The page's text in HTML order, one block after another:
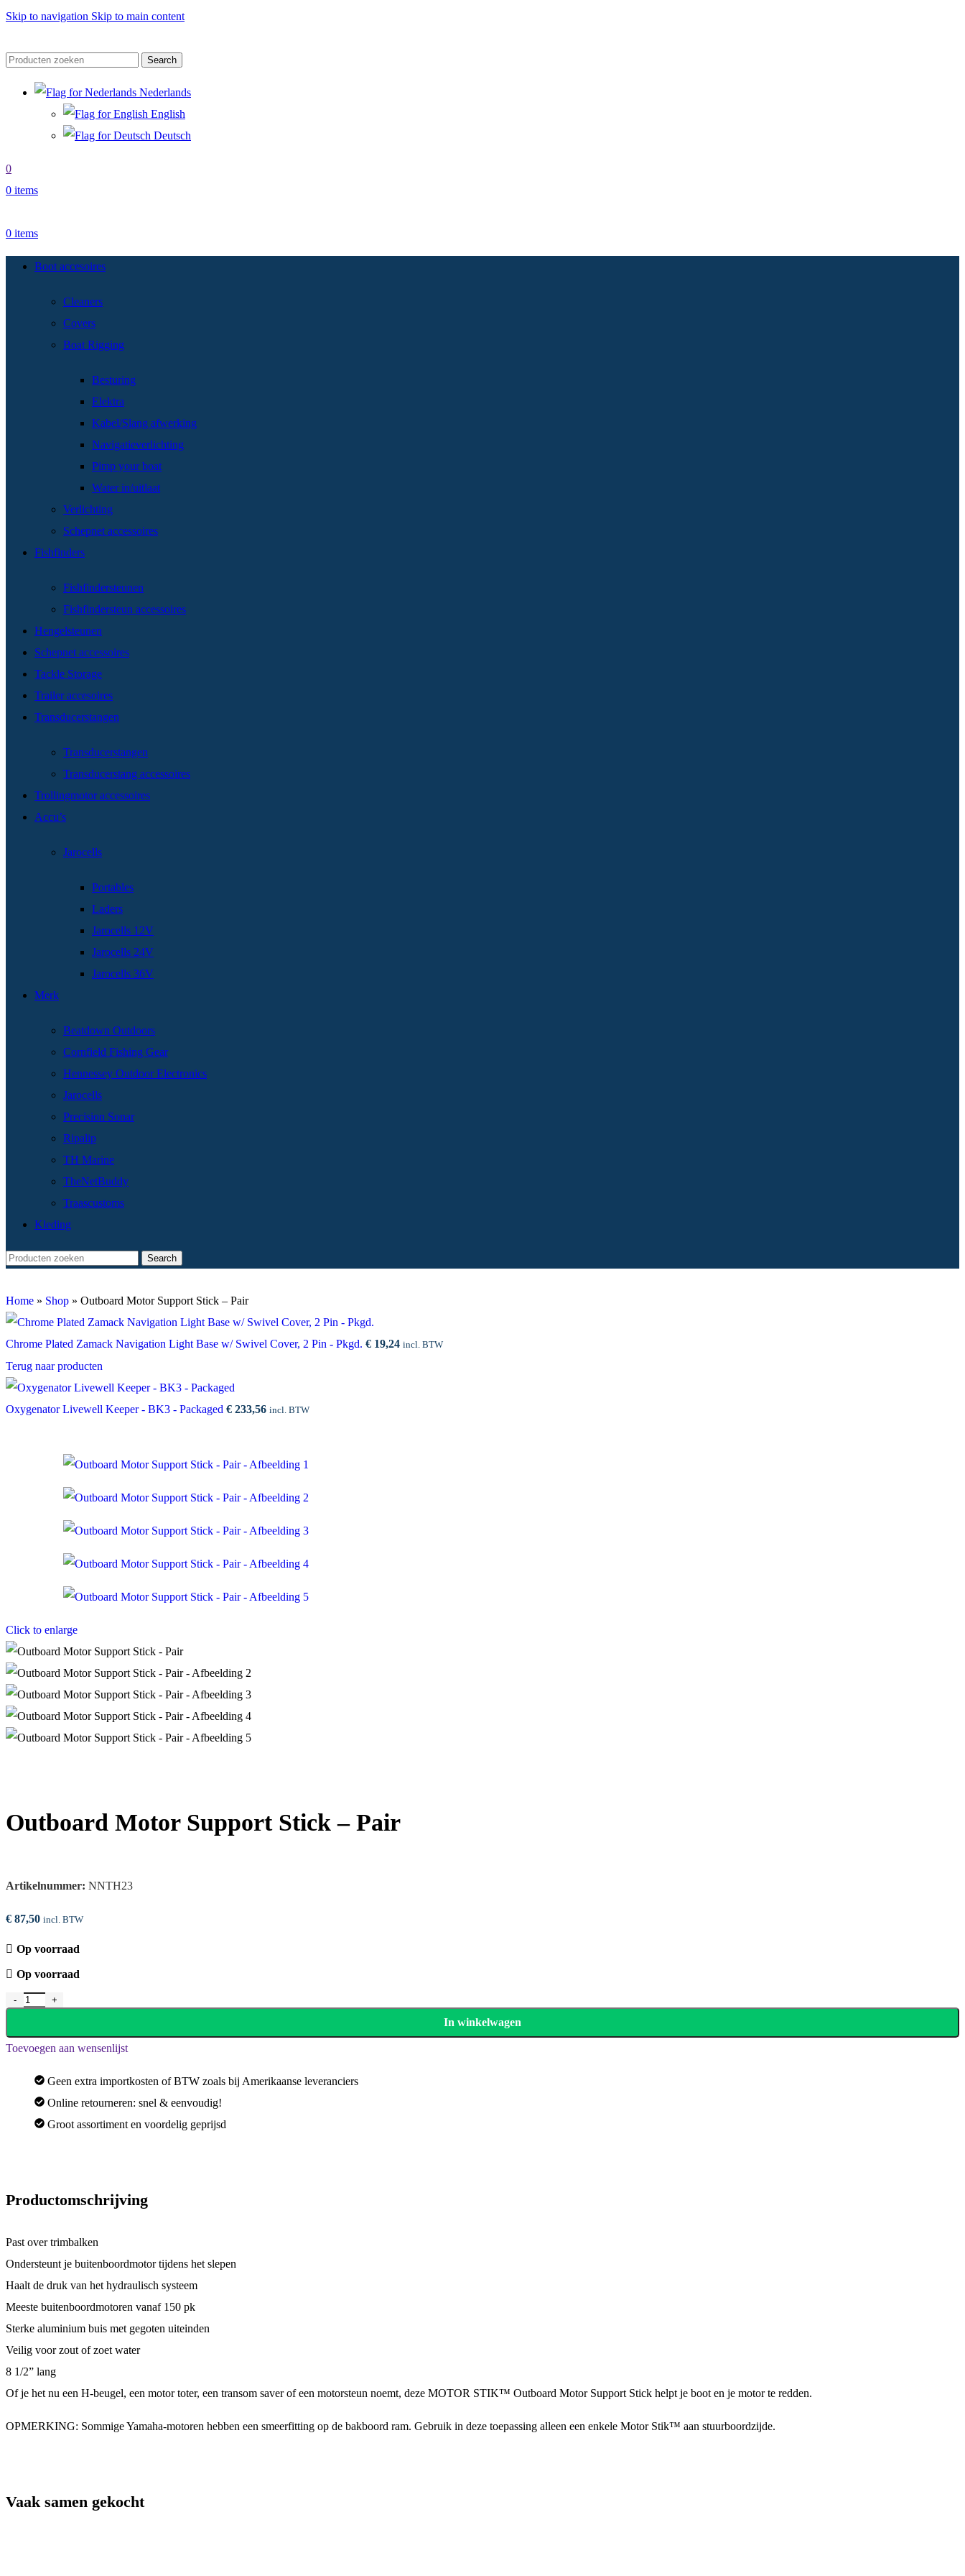
Skip to navigation Skip to main content
Search
Nederlands
English
Deutsch
0
0 items
0 items
Boot accesoires
Cleaners
Covers
Boat Rigging
Besturing
Elektra
Kabel/Slang afwerking
Navigatieverlichting
Pimp your boat
Water in/uitlaat
Verlichting
Schepnet accessoires
Fishfinders
Fishfindersteunen
Fishfindersteun accessoires
Hengelsteunen
Schepnet accessoires
Tackle Storage
Trailer accesoires
Transducerstangen
Transducerstangen
Transducerstang accessoires
Trollingmotor accessoires
Accu’s
Jarocells
Portables
Laders
Jarocells 12V
Jarocells 24V
Jarocells 36V
Merk
Beatdown Outdoors
Cornfield Fishing Gear
Hennessey Outdoor Electronics
Jarocells
Precision Sonar
Ripalip
TH Marine
TheNetBuddy
Traascustoms
Kleding
Search
Home » Shop » Outboard Motor Support Stick – Pair
Chrome Plated Zamack Navigation Light Base w/ Swivel Cover, 2 Pin - Pkgd. € 19,24 incl. BTW
Terug naar producten
Oxygenator Livewell Keeper - BK3 - Packaged € 233,56 incl. BTW
Click to enlarge
Outboard Motor Support Stick – Pair
Artikelnummer: NNTH23
€ 87,50 incl. BTW
Op voorraad
Op voorraad
In winkelwagen
Toevoegen aan wensenlijst
Geen extra importkosten of BTW zoals bij Amerikaanse leveranciers
Online retourneren: snel & eenvoudig!
Groot assortiment en voordelig geprijsd
Productomschrijving
Past over trimbalken
Ondersteunt je buitenboordmotor tijdens het slepen
Haalt de druk van het hydraulisch systeem
Meeste buitenboordmotoren vanaf 150 pk
Sterke aluminium buis met gegoten uiteinden
Veilig voor zout of zoet water
8 1/2” lang
Of je het nu een H-beugel, een motor toter, een transom saver of een motorsteun noemt, deze MOTOR STIK™ Outboard Motor Support Stick helpt je boot en je motor te redden.
OPMERKING: Sommige Yamaha-motoren hebben een smeerfitting op de bakboord ram. Gebruik in deze toepassing alleen een enkele Motor Stik™ aan stuurboordzijde.
Vaak samen gekocht